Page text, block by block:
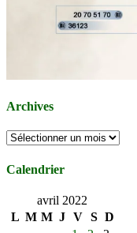
Archives
Archives
Calendrier
avril 2022
L M M J V S D